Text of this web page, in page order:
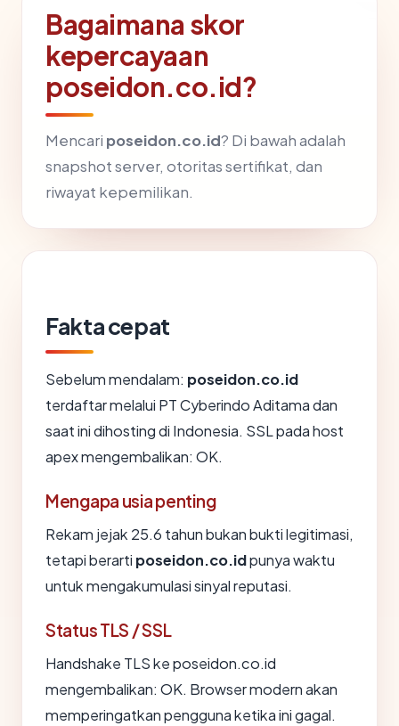
Bagaimana skor
kepercayaan
poseidon.co.id?
Mencari poseidon.co.id? Di bawah adalah
snapshot server, otoritas sertifikat, dan
riwayat kepemilikan.
Fakta cepat
Sebelum mendalam: poseidon.co.id
terdaftar melalui PT Cyberindo Aditama dan
saat ini dihosting di Indonesia. SSL pada host
apex mengembalikan: OK.
Mengapa usia penting
Rekam jejak 25.6 tahun bukan bukti legitimasi,
tetapi berarti poseidon.co.idpunya waktu
untuk mengakumulasi sinyal reputasi.
Status TLS / SSL
Handshake TLS ke poseidon.co.id
mengembalikan: OK. Browser modern akan
memperingatkan pengguna ketika ini gagal.